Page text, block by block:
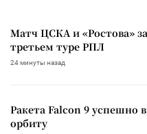
Матч ЦСКА и «Ростова»
третьем туре РПЛ
24 минуты назад
Ракета Falcon 9 успешно
орбиту